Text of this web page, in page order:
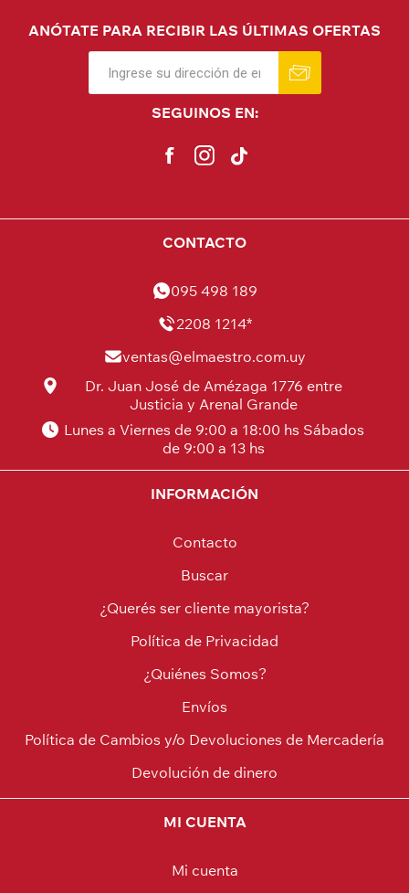
ANÓTATE PARA RECIBIR LAS ÚLTIMAS OFERTAS
SEGUINOS EN:
CONTACTO
095 498 189
2208 1214*
ventas@elmaestro.com.uy
Dr. Juan José de Amézaga 1776 entre
Justicia y Arenal Grande
Lunes a Viernes de 9:00 a 18:00 hs Sábados
de 9:00 a 13 hs
INFORMACIÓN
Contacto
Buscar
¿Querés ser cliente mayorista?
Política de Privacidad
¿Quiénes Somos?
Envíos
Política de Cambios y/o Devoluciones de Mercadería
Devolución de dinero
MI CUENTA
Mi cuenta